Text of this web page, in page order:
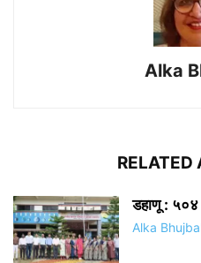
Alka
RELATED
डहाणू : ५०४
Alka